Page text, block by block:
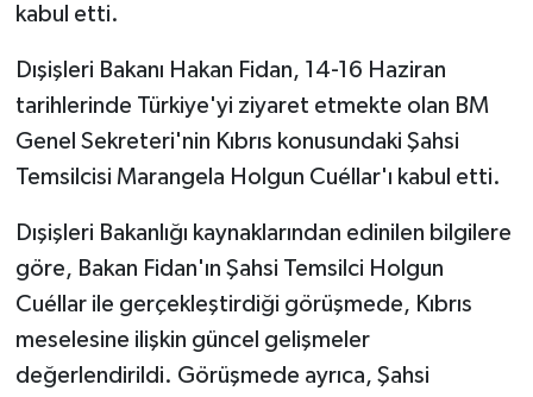
kabul etti.
Dışişleri Bakanı Hakan Fidan, 14-16 Haziran
tarihlerinde Türkiye'yi ziyaret etmekte olan BM
Genel Sekreteri'nin Kıbrıs konusundaki Şahsi
Temsilcisi Marangela Holgun Cuéllar'ı kabul etti.
Dışişleri Bakanlığı kaynaklarından edinilen bilgilere
göre, Bakan Fidan'ın Şahsi Temsilci Holgun
Cuéllar ile gerçekleştirdiği görüşmede, Kıbrıs
meselesine ilişkin güncel gelişmeler
değerlendirildi. Görüşmede ayrıca, Şahsi